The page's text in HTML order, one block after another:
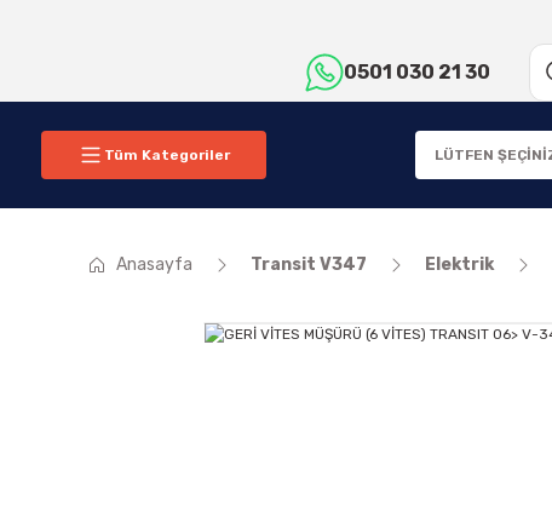
0501 030 21 30
Tüm Kategoriler
Anasayfa Transit V347 Elektrik